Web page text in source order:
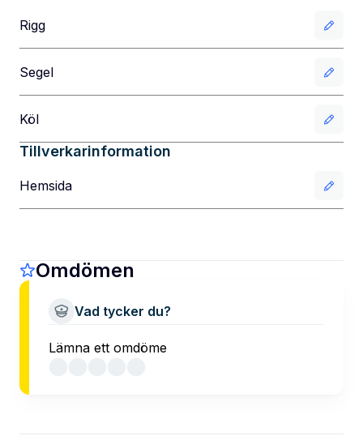
Rigg
Segel
Köl
Tillverkarinformation
Hemsida
Omdömen
Vad tycker du?
Lämna ett omdöme